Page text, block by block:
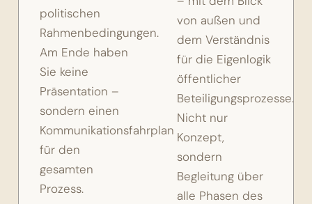
politischen
Rahmenbedingungen.
Am Ende haben
Sie keine
Präsentation –
sondern einen
Kommunikationsfahrplan
für den
gesamten
Prozess.
von außen und
dem Verständnis
für die Eigenlogik
öffentlicher
Beteiligungsprozesse.
Nicht nur
Konzept,
sondern
Begleitung über
alle Phasen des